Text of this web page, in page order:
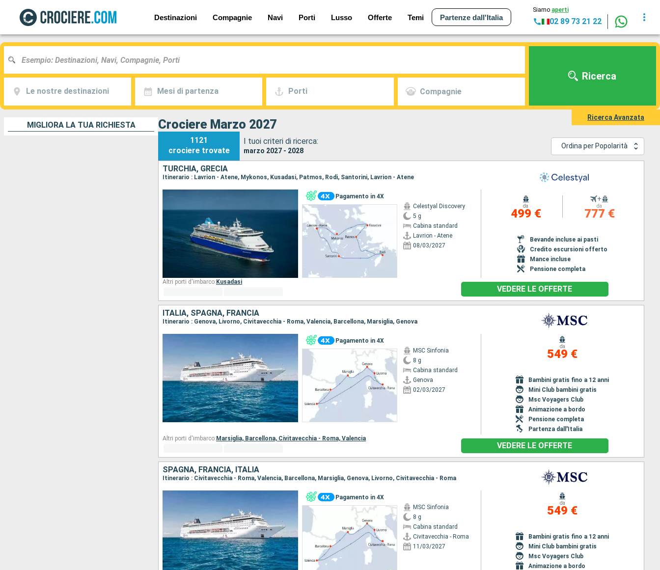
Destinazioni Compagnie Navi Porti Lusso Offerte Temi Partenze dall'Italia
Siamo aperti
02 89 73 21 22
Le nostre destinazioni Mesi di partenza Porti Compagnie
Ricerca
Ricerca Avanzata
MIGLIORA LA TUA RICHIESTA Crociere Marzo 2027
1121
crociere trovate
I tuoi criteri di ricerca:
marzo 2027 - 2028
Ordina per Popolarità
TURCHIA, GRECIA
Itinerario : Lavrion - Atene, Mykonos, Kusadasi, Patmos, Rodi, Santorini, Lavrion - Atene
Pagamento in 4X
Celestyal Discovery
5 g
Cabina standard
Lavrion - Atene
08/03/2027
da
499 €
+
da
777 €
Bevande incluse ai pasti
Credito escursioni offerto
Mance incluse
Pensione completa
Altri porti d'imbarco: Kusadasi
VEDERE LE OFFERTE
ITALIA, SPAGNA, FRANCIA
Itinerario : Genova, Livorno, Civitavecchia - Roma, Valencia, Barcellona, Marsiglia, Genova
Pagamento in 4X
MSC Sinfonia
8 g
Cabina standard
Genova
02/03/2027
da
549 €
Bambini gratis fino a 12 anni
Mini Club bambini gratis
Msc Voyagers Club
Animazione a bordo
Pensione completa
Partenza dall'Italia
Altri porti d'imbarco: Marsiglia, Barcellona, Civitavecchia - Roma, Valencia
VEDERE LE OFFERTE
SPAGNA, FRANCIA, ITALIA
Itinerario : Civitavecchia - Roma, Valencia, Barcellona, Marsiglia, Genova, Livorno, Civitavecchia - Roma
Pagamento in 4X
MSC Sinfonia
8 g
Cabina standard
Civitavecchia - Roma
11/03/2027
da
549 €
Bambini gratis fino a 12 anni
Mini Club bambini gratis
Msc Voyagers Club
Animazione a bordo